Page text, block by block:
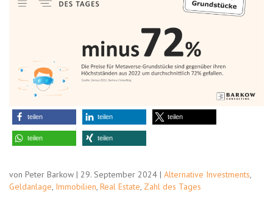
teilen teilen teilen
teilen teilen
von Peter Barkow | 29. September 2024 | Alternative Investments,
Geldanlage, Immobilien, Real Estate, Zahl des Tages